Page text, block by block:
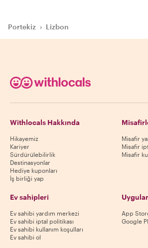
Portekiz › Lizbon
Withlocals Hakkında
Hikayemiz
Kariyer
Sürdürülebilirlik
Destinasyonlar
Hediye kuponları
İş birliği yap
Misafir
Misafir
Misafir
Ev sahipleri
Ev sahibi yardım merkezi
Ev sahibi iptal politikası
Ev sahibi kullanım koşulları
Ev sahibi ol
App
Google